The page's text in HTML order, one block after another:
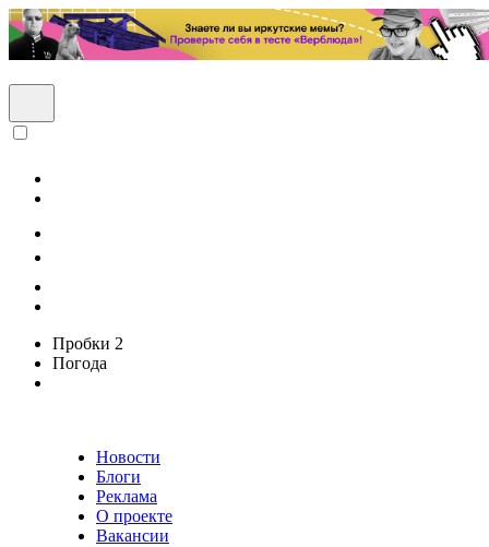
Пробки 2
Погода
Новости
Блоги
Реклама
О проекте
Вакансии